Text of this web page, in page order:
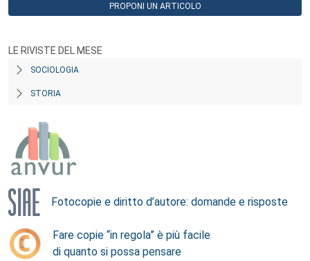
PROPONI UN ARTICOLO
LE RIVISTE DEL MESE
SOCIOLOGIA
STORIA
Fotocopie e diritto d’autore: domande e risposte
Fare copie “in regola” è più facile
di quanto si possa pensare